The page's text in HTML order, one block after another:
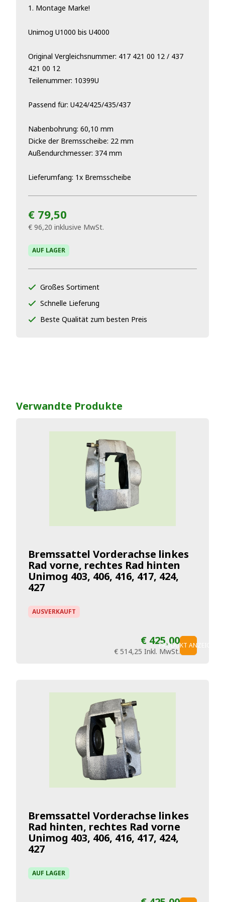
1. Montage Marke!
Unimog U1000 bis U4000
Original Vergleichsnummer: 417 421 00 12 / 437
421 00 12
Teilenummer: 10399U
Passend für: U424/425/435/437
Nabenbohrung: 60,10 mm
Dicke der Bremsscheibe: 22 mm
Außendurchmesser: 374 mm
Lieferumfang: 1x Bremsscheibe
€ 79,50
€ 96,20 inklusive MwSt.
AUF LAGER
Großes Sortiment
Schnelle Lieferung
Beste Qualität zum besten Preis
Verwandte Produkte
Bremssattel Vorderachse linkes
Rad vorne, rechtes Rad hinten
Unimog 403, 406, 416, 417, 424,
427
AUSVERKAUFT
€ 425,00
€ 514,25 Inkl. MwSt.
PRODUKT ANZEIGEN
Bremssattel Vorderachse linkes
Rad hinten, rechtes Rad vorne
Unimog 403, 406, 416, 417, 424,
427
AUF LAGER